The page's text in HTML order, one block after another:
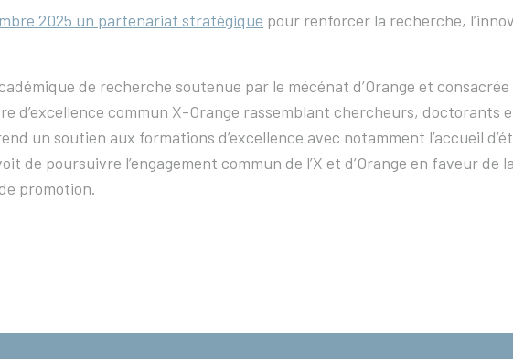
2025 un partenariat stratégique pour renforcer la recherche,
de recherche soutenue par le mécénat d’Orange et
d’excellence commun X-Orange rassemblant chercheurs, doctorants
un soutien aux formations d’excellence avec notamment l’accueil
de poursuivre l’engagement commun de l’X et d’Orange en faveur de
promotion.